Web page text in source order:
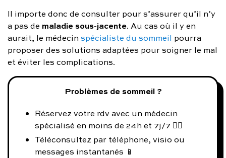
Il importe donc de consulter pour s’assurer qu’il n’y
a pas de maladie sous-jacente. Au cas où il y en
aurait, le médecin spécialiste du sommeil pourra
proposer des solutions adaptées pour soigner le mal
et éviter les complications.
Problèmes de sommeil ?
Réservez votre rdv avec un médecin
spécialisé en moins de 24h et 7j/7 👨‍⚕️
Téléconsultez par téléphone, visio ou
messages instantanés 📱